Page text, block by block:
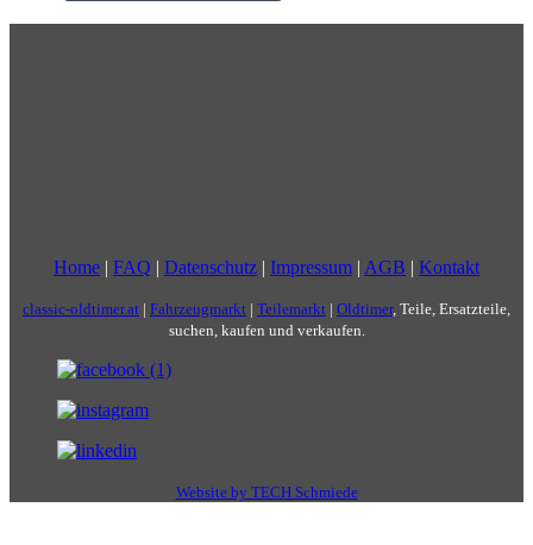
Home | FAQ | Datenschutz | Impressum | AGB | Kontakt
classic-oldtimer.at | Fahrzeugmarkt | Teilemarkt | Oldtimer, Teile, Ersatzteile,
suchen, kaufen und verkaufen.
Website by TECH Schmiede